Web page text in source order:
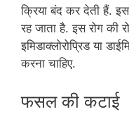
क्रिया बंद कर देती हैं.
रह जाता है. इस रोग की
इमिडाक्लोरोप्रिड या
करना चाहिए.
फसल की कटाई